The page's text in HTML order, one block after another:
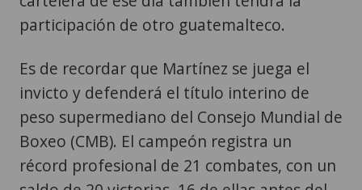
participación de otro guatemalteco.
Es de recordar que Martínez se juega el
invicto y defenderá el título interino de
peso supermediano del Consejo Mundial de
Boxeo (CMB). El campeón registra un
récord profesional de 21 combates, con un